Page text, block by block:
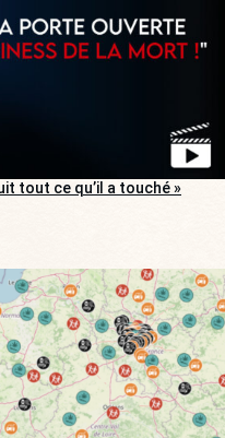
tout ce qu’il a touché »